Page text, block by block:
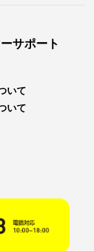
サポート
いて
いて